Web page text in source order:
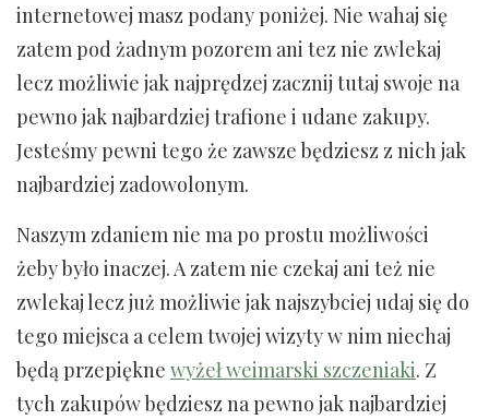
internetowej masz podany poniżej. Nie wahaj się
zatem pod żadnym pozorem ani tez nie zwlekaj
lecz możliwie jak najprędzej zacznij tutaj swoje na
pewno jak najbardziej trafione i udane zakupy.
Jesteśmy pewni tego że zawsze będziesz z nich jak
najbardziej zadowolonym.
Naszym zdaniem nie ma po prostu możliwości
żeby było inaczej. A zatem nie czekaj ani też nie
zwlekaj lecz już możliwie jak najszybciej udaj się do
tego miejsca a celem twojej wizyty w nim niechaj
będą przepiękne wyżeł weimarski szczeniaki. Z
tych zakupów będziesz na pewno jak najbardziej